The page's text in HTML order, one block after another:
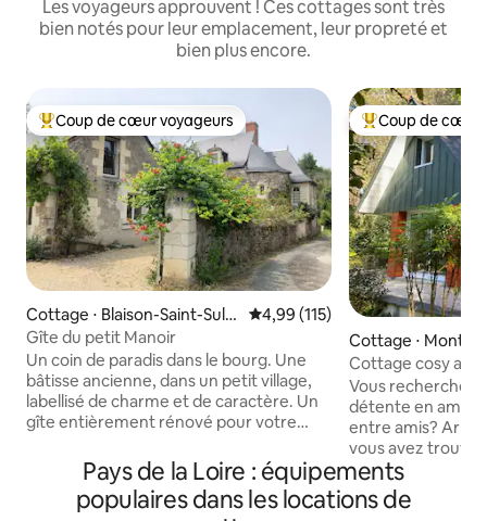
Les voyageurs approuvent ! Ces cottages sont très
bien notés pour leur emplacement, leur propreté et
bien plus encore.
Coups de cœur voyageurs les plus appréciés
Coup de cœur voyageurs
Cottage ⋅ Blaison-Saint-Sulpi
ce
Évaluation moyenne sur la
4,99 (115)
Gîte du petit Manoir
Un coin de paradis dans le bourg. Une
bâtisse ancienne, dans un petit village,
labellisé de charme et de caractère. Un
gîte entièrement rénové pour votre
généreux où flâner, se reposer. La Loire
et ses sentiers de découverte à deux
pas. Une région riche de ses châteaux,
Coups de cœur
Coup de cœur
Cottage ⋅
Cottage cosy
rivière
Vous recherchez
détente en
entre amis?
vous avez trouvé
cœur d’un écrin
profiter du
la proximité avec la ville. Situé
Pays de la Loire : équipements
populaires dans les locations de